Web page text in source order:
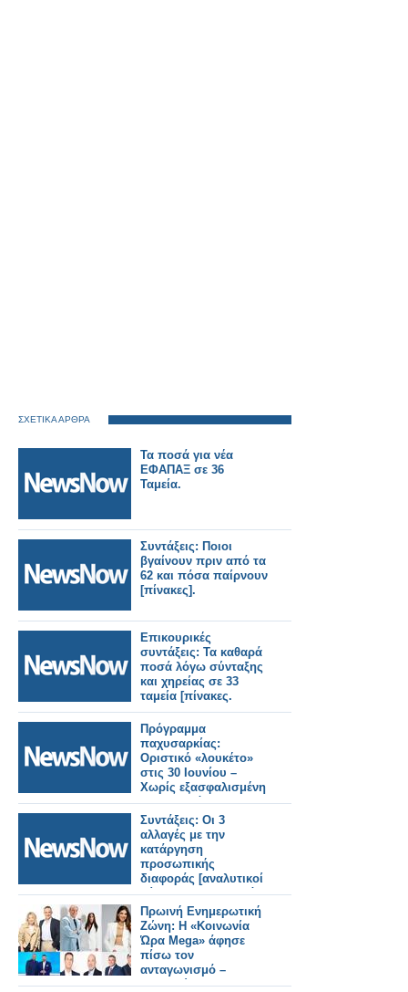
ΣΧΕΤΙΚΑ ΑΡΘΡΑ
Τα ποσά για νέα
ΕΦΑΠΑΞ σε 36
Ταμεία.
Συντάξεις: Ποιοι
βγαίνουν πριν από τα
62 και πόσα παίρνουν
[πίνακες].
Επικουρικές
συντάξεις: Τα καθαρά
ποσά λόγω σύνταξης
και χηρείας σε 33
ταμεία [πίνακες.
Πρόγραμμα
παχυσαρκίας:
Οριστικό «λουκέτο»
στις 30 Ιουνίου –
Χωρίς εξασφαλισμένη
χρηματοδότηση η
επανεκκίνηση
Συντάξεις: Οι 3
αλλαγές με την
κατάργηση
προσωπικής
διαφοράς [αναλυτικοί
πίνακες με τα τελικά
ποσά για όλα τα
ταμεία.
Πρωινή Ενημερωτική
Ζώνη: Η «Κοινωνία
Ώρα Mega» άφησε
πίσω τον
ανταγωνισμό –
Κατρακύλα για